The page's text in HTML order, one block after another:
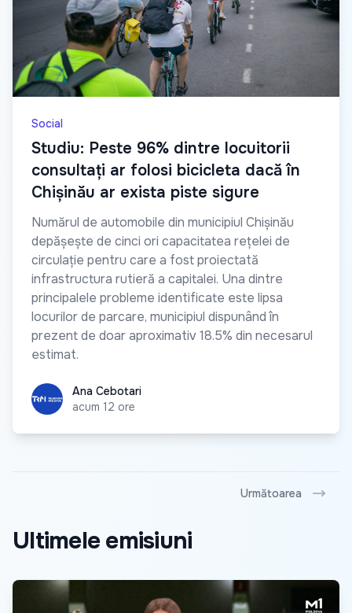
Social
Studiu: Peste 96% dintre locuitorii
consultați ar folosi bicicleta dacă în
Chișinău ar exista piste sigure
Numărul de automobile din municipiul Chișinău
depășește de cinci ori capacitatea rețelei de
circulație pentru care a fost proiectată
infrastructura rutieră a capitalei. Una dintre
principalele probleme identificate este lipsa
locurilor de parcare, municipiul dispunând în
prezent de doar aproximativ 18.5% din necesarul
estimat.
Ana CebotariAna Cebotari
acum 12 ore
Următoarea
Ultimele emisiuni